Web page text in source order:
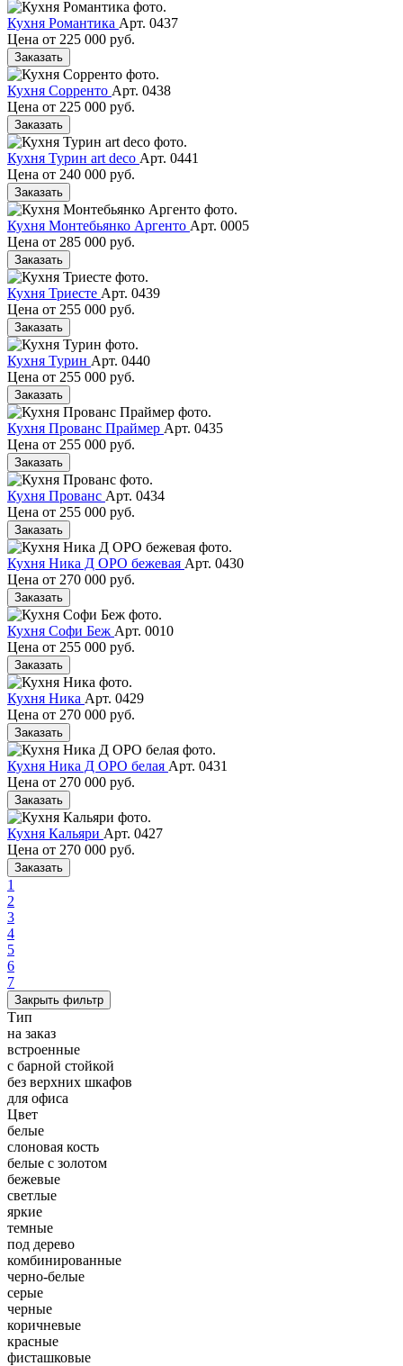
Кухня Романтика Арт. 0437
Цена от 225 000 руб.
Заказать
Кухня Сорренто Арт. 0438
Цена от 225 000 руб.
Заказать
Кухня Турин art deco Арт. 0441
Цена от 240 000 руб.
Заказать
Кухня Монтебьянко Аргенто Арт. 0005
Цена от 285 000 руб.
Заказать
Кухня Триесте Арт. 0439
Цена от 255 000 руб.
Заказать
Кухня Турин Арт. 0440
Цена от 255 000 руб.
Заказать
Кухня Прованс Праймер Арт. 0435
Цена от 255 000 руб.
Заказать
Кухня Прованс Арт. 0434
Цена от 255 000 руб.
Заказать
Кухня Ника Д ОРО бежевая Арт. 0430
Цена от 270 000 руб.
Заказать
Кухня Софи Беж Арт. 0010
Цена от 255 000 руб.
Заказать
Кухня Ника Арт. 0429
Цена от 270 000 руб.
Заказать
Кухня Ника Д ОРО белая Арт. 0431
Цена от 270 000 руб.
Заказать
Кухня Кальяри Арт. 0427
Цена от 270 000 руб.
Заказать
1
2
3
4
5
6
7
Закрыть фильтр
Тип
на заказ
встроенные
с барной стойкой
без верхних шкафов
для офиса
Цвет
белые
слоновая кость
белые с золотом
бежевые
светлые
яркие
темные
под дерево
комбинированные
черно-белые
серые
черные
коричневые
красные
фисташковые